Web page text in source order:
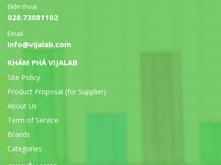
Điện thoại
028.73081102
Email
info@vijalab.com
KHÁM PHÁ VIJALAB
Site Policy
Product Proposal (for Supplier)
About Us
Term of Service
Brands
Categories